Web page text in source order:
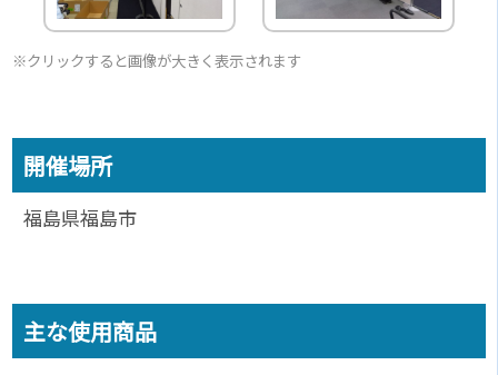
※クリックすると画像が大きく表示されます
開催場所
福島県福島市
主な使用商品